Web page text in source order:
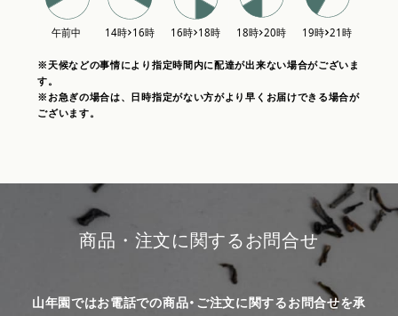
※天候などの事情により指定時間内に配達が出来ない場合がございま
す。
※お急ぎの場合は、日時指定がない方がより早くお届けできる場合が
ございます。
商品・注文に関するお問合せ
山年園ではお電話での商品・ご注文に関するお問合せを承